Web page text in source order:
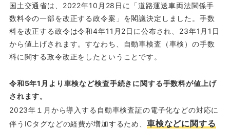
国土交通省は、2022年10月28日に「道路運送車両法関係手
数料令の一部を改正する政令案」を閣議決定しました。手数
料を改正する政令は令和4年11月2日に公布され、23年1月1日
から値上げされます。すなわち、自動車検査（車検）の手数
料に関する政令改正をしたということです。
令和5年1月より車検など検査手続きに関する手数料が値上げ
されます。
2023年１月から導入する自動車検査証の電子化などの対応に
伴うICタグなどの経費が増加するため、 車検などに関する